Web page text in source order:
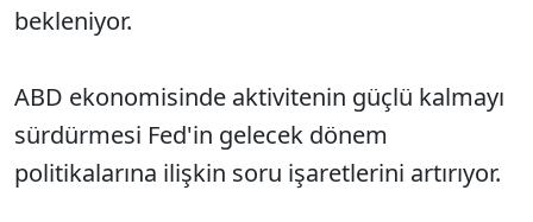
bekleniyor.
ABD ekonomisinde aktivitenin güçlü kalmayı
sürdürmesi Fed'in gelecek dönem
politikalarına ilişkin soru işaretlerini artırıyor.